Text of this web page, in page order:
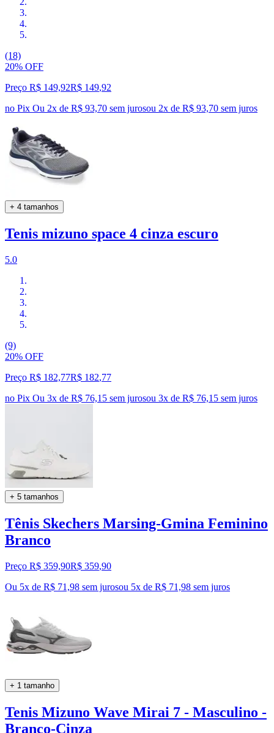
(18)
20% OFF
Preço R$ 149,92R$ 149,92
no Pix Ou 2x de R$ 93,70 sem jurosou 2x de R$ 93,70 sem juros
+ 4 tamanhos
Tenis mizuno space 4 cinza escuro
5.0
(9)
20% OFF
Preço R$ 182,77R$ 182,77
no Pix Ou 3x de R$ 76,15 sem jurosou 3x de R$ 76,15 sem juros
+ 5 tamanhos
Tênis Skechers Marsing-Gmina Feminino
Branco
Preço R$ 359,90R$ 359,90
Ou 5x de R$ 71,98 sem jurosou 5x de R$ 71,98 sem juros
+ 1 tamanho
Tenis Mizuno Wave Mirai 7 - Masculino -
Branco-Cinza